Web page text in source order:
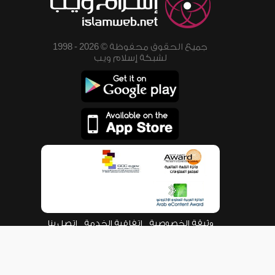
جميع الحقوق محفوظة © 2026 - 1998
لشبكة إسلام ويب
وثيقة الخصوصية اتفاقية الخدمة اتصل بنا